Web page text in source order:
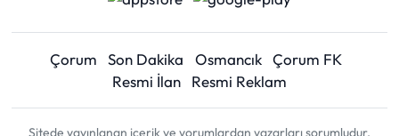
Çorum Son Dakika Osmancık Çorum FK
Resmi İlan
Resmi Reklam